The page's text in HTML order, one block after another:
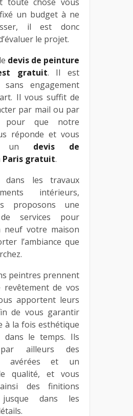
un budget à ne
il est donc
le projet.
devis de peinture
gratuit. Il est
sans engagement
Il vous suffit de
par mail ou par
pour que notre
réponde et vous
un devis de
Paris gratuit.
dans les travaux
intérieurs,
proposons une
services pour
neuf votre maison
l’ambiance que
peintres prennent
de vos
apportent leurs
de vous garantir
à la fois esthétique
dans le temps. Ils
ailleurs des
avérées et un
qualité, et vous
des finitions
jusque dans les